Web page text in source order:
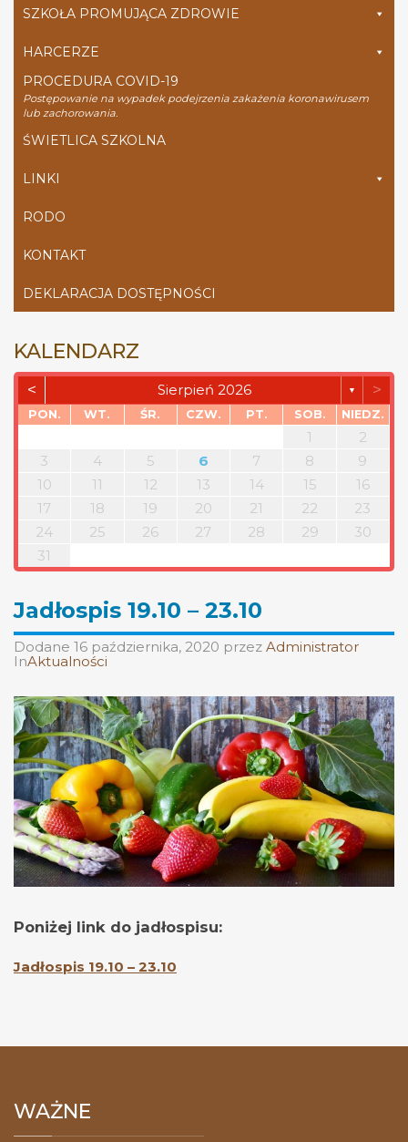
SZKOŁA PROMUJĄCA ZDROWIE
HARCERZE
PROCEDURA COVID-19
Postępowanie na wypadek podejrzenia zakażenia koronawirusem
lub zachorowania.
ŚWIETLICA SZKOLNA
LINKI
RODO
KONTAKT
DEKLARACJA DOSTĘPNOŚCI
KALENDARZ
< Sierpień 2026 ▼ >
PON. WT. ŚR. CZW. PT. SOB. NIEDZ.
1
2
3
4 5 6 7 8
9
10
11 12 13 14 15
16
17
18 19 20 21 22
23
24
25 26 27 28 29
30
31
Jadłospis 19.10 – 23.10
Dodane 16 października, 2020 przez Administrator
InAktualności
Poniżej link do jadłospisu:
Jadłospis 19.10 – 23.10
WAŻNE